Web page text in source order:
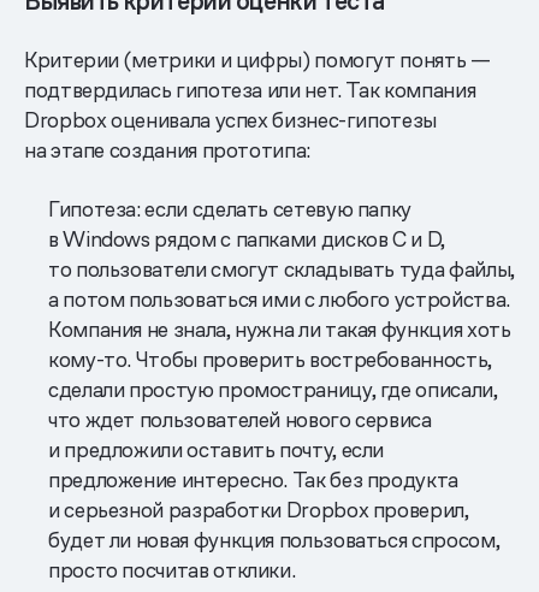
Критерии (метрики и цифры) помогут понять —
подтвердилась гипотеза или нет. Так компания
Dropbox оценивала успех бизнес-гипотезы
на этапе создания прототипа:
Гипотеза: если сделать сетевую папку
в Windows рядом с папками дисков С и D,
то пользователи смогут складывать туда файлы,
а потом пользоваться ими с любого устройства.
Компания не знала, нужна ли такая функция хоть
кому-то. Чтобы проверить востребованность,
сделали простую промостраницу, где описали,
что ждет пользователей нового сервиса
и предложили оставить почту, если
предложение интересно. Так без продукта
и серьезной разработки Dropbox проверил,
будет ли новая функция пользоваться спросом,
просто посчитав отклики.